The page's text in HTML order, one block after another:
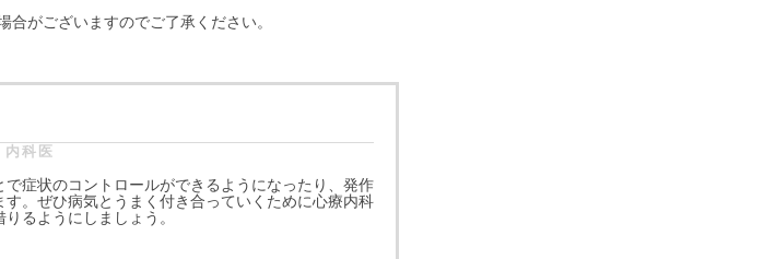
がございますのでご了承ください。
内科医
症状のコントロールができるようになったり、発作
。ぜひ病気とうまく付き合っていくために心療内科
るようにしましょう。